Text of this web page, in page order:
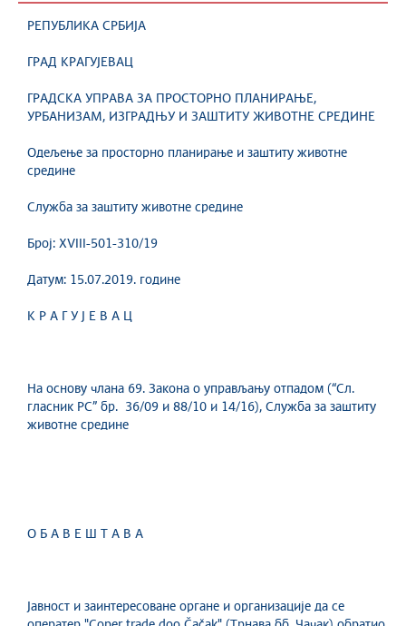
РЕПУБЛИКА СРБИЈА
ГРАД КРАГУЈЕВАЦ
ГРАДСКА УПРАВА ЗА ПРОСТОРНО ПЛАНИРАЊЕ,
УРБАНИЗАМ, ИЗГРАДЊУ И ЗАШТИТУ ЖИВОТНЕ СРЕДИНЕ
Одељење за просторно планирање и заштиту животне
средине
Служба за заштиту животне средине
Број: XVIII-501-310/19
Датум: 15.07.2019. године
К Р А Г У Ј Е В А Ц
На основу члана 69. Закона o управљању отпадом (“Сл.
гласник РС” бр. 36/09 и 88/10 и 14/16), Служба за заштиту
животне средине
О Б А В Е Ш Т А В А
Јавност и заинтересоване органе и организације да се